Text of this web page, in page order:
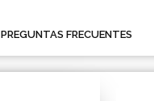
PREGUNTAS FRECUENTES